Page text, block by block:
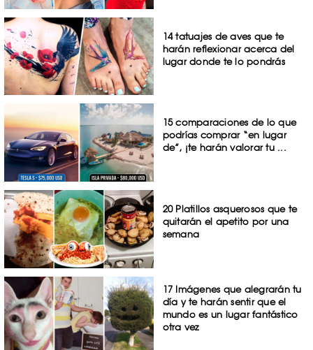
14 tatuajes de aves que te
harán reflexionar acerca del
lugar donde te lo pondrás
15 comparaciones de lo que
podrías comprar “en lugar
de”, ¡te harán valorar tu ...
20 Platillos asquerosos que te
quitarán el apetito por una
semana
17 Imágenes que alegrarán tu
día y te harán sentir que el
mundo es un lugar fantástico
otra vez